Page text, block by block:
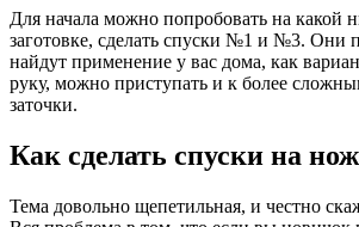
Для начала можно попробовать на какой
заготовке, сделать спуски №1 и №3. Они
найдут применение у вас дома, как
руку, можно приступать и к более
заточки.
Как сделать спуски на
Тема довольно щепетильная, и честно